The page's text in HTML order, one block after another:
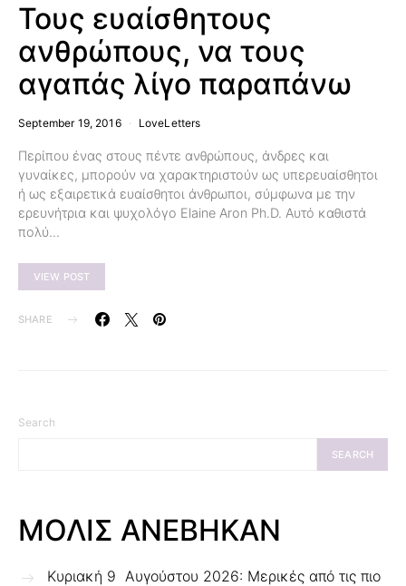
Τους ευαίσθητους
ανθρώπους, να τους
αγαπάς λίγο παραπάνω
September 19, 2016 LoveLetters
Περίπου ένας στους πέντε ανθρώπους, άνδρες και
γυναίκες, μπορούν να χαρακτηριστούν ως υπερευαίσθητοι
ή ως εξαιρετικά ευαίσθητοι άνθρωποι, σύμφωνα με την
ερευνήτρια και ψυχολόγο Elaine Aron Ph.D. Αυτό καθιστά
πολύ…
VIEW POST
SHARE
Search
SEARCH
ΜΟΛΙΣ ΑΝΕΒΗΚΑΝ
Κυριακή 9 Αυγούστου 2026: Μερικές από τις πιο